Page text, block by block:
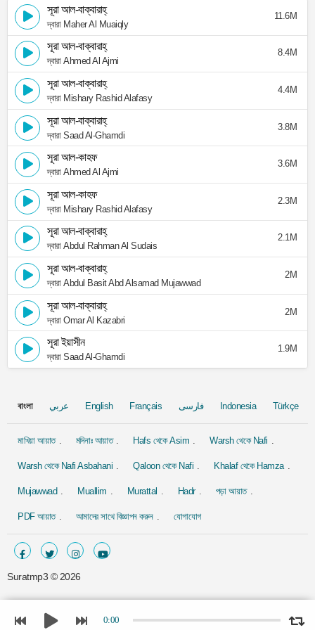
সূরা আল-বাক্বারাহ্
দ্বারা Maher Al Muaiqly
11.6M
সূরা আল-বাক্বারাহ্
দ্বারা Ahmed Al Ajmi
8.4M
সূরা আল-বাক্বারাহ্
দ্বারা Mishary Rashid Alafasy
4.4M
সূরা আল-বাক্বারাহ্
দ্বারা Saad Al-Ghamdi
3.8M
সূরা আল-কাহফ
দ্বারা Ahmed Al Ajmi
3.6M
সূরা আল-কাহফ
দ্বারা Mishary Rashid Alafasy
2.3M
সূরা আল-বাক্বারাহ্
দ্বারা Abdul Rahman Al Sudais
2.1M
সূরা আল-বাক্বারাহ্
দ্বারা Abdul Basit Abd Alsamad Mujawwad
2M
সূরা আল-বাক্বারাহ্
দ্বারা Omar Al Kazabri
2M
সূরা ইয়াসীন
দ্বারা Saad Al-Ghamdi
1.9M
বাংলা عربي English Français فارسی Indonesia Türkçe
মাখিয়া আয়াত মদিনাঃ আয়াত Hafs থেকে Asim Warsh থেকে Nafi
Warsh থেকে Nafi Asbahani Qaloon থেকে Nafi Khalaf থেকে Hamza
Mujawwad Muallim Murattal Hadr পড়া আয়াত
PDF আয়াত আমাদের সাথে বিজ্ঞাপন করুন যোগাযোগ
Suratmp3 © 2026
0:00